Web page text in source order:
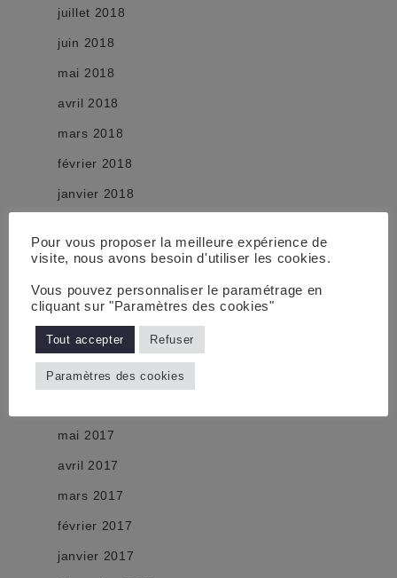
juillet 2018
juin 2018
mai 2018
avril 2018
mars 2018
février 2018
janvier 2018
novembre 2017
septembre 2017
août 2017
juillet 2017
mai 2017
avril 2017
mars 2017
février 2017
janvier 2017
Pour vous proposer la meilleure expérience de
visite, nous avons besoin d'utiliser les cookies.
Vous pouvez personnaliser le paramétrage en
cliquant sur "Paramètres des cookies"
Tout accepter Refuser
Paramètres des cookies